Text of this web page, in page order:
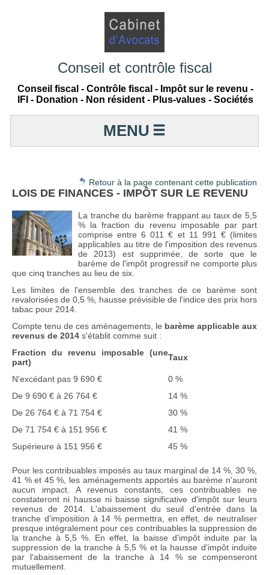
Conseil et contrôle fiscal
Conseil fiscal - Contrôle fiscal - Impôt sur le revenu -
IFI - Donation - Non résident - Plus-values - Sociétés
MENU
Retour à la page contenant cette publication
LOIS DE FINANCES - IMPÔT SUR LE REVENU
La tranche du barème frappant au taux de 5,5
% la fraction du revenu imposable par part
comprise entre 6 011 € et 11 991 € (limites
applicables au titre de l'imposition des revenus
de 2013) est supprimée, de sorte que le
barème de l'impôt progressif ne comporte plus
que cinq tranches au lieu de six.
Les limites de l'ensemble des tranches de ce barème sont
revalorisées de 0,5 %, hausse prévisible de l'indice des prix hors
tabac pour 2014.
Compte tenu de ces aménagements, le barème applicable aux
revenus de 2014 s'établit comme suit :
Fraction du revenu imposable (une
part)
Taux
N'excédant pas 9 690 €
0 %
De 9 690 € à 26 764 €
14 %
De 26 764 € à 71 754 €
30 %
De 71 754 € à 151 956 €
41 %
Supérieure à 151 956 €
45 %
Pour les contribuables imposés au taux marginal de 14 %, 30 %,
41 % et 45 %, les aménagements apportés au barème n'auront
aucun impact. A revenus constants, ces contribuables ne
constateront ni hausse ni baisse significative d'impôt sur leurs
revenus de 2014. L'abaissement du seuil d'entrée dans la
tranche d'imposition à 14 % permettra, en effet, de neutraliser
presque intégralement pour ces contribuables la suppression de
la tranche à 5,5 %. En effet, la baisse d'impôt induite par la
suppression de la tranche à 5,5 % et la hausse d'impôt induite
par l'abaissement de la tranche à 14 % se compenseront
mutuellement.